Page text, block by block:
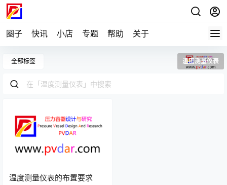
圈子 快讯 小店 专题 帮助 关于
全部标签 温度测量仪表
温度测量仪表的布置要求